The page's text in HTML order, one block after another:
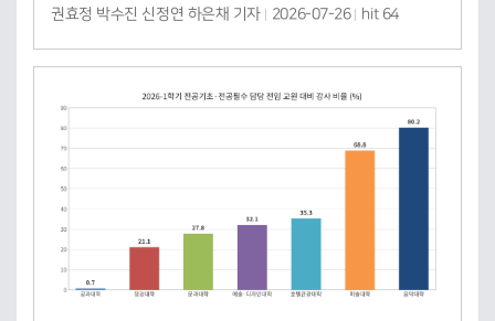
권효정 박수진 신정연 하은채 기자 2026-07-26 hit 64